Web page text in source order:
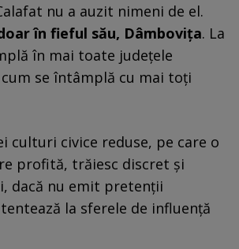
nu a auzit nimeni de el.
în fieful său, Dâmbovița. La
în mai toate județele
se întâmplă cu mai toți
culturi civice reduse, pe care o
profită, trăiesc discret și
dacă nu emit pretenții
la sferele de influență